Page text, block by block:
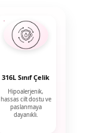
316L Sınıf Çelik
Hipoalerjenik,
hassas cilt dostu ve
paslanmaya
dayanıklı.